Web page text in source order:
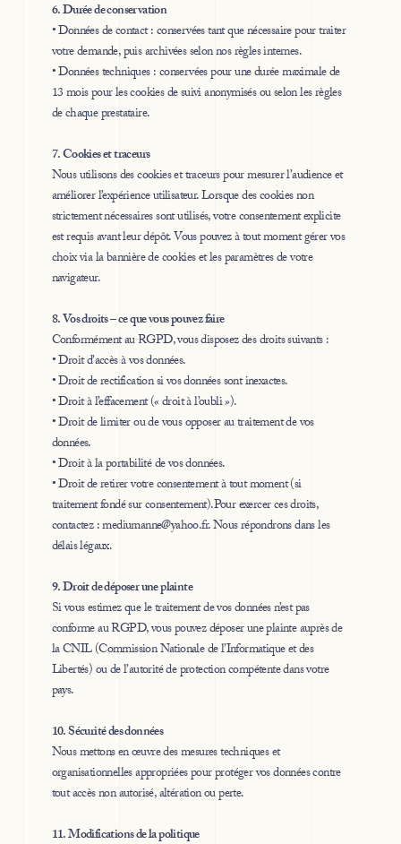
6. Durée de conservation
• Données de contact : conservées tant que nécessaire pour traiter
votre demande, puis archivées selon nos règles internes.
• Données techniques : conservées pour une durée maximale de
13 mois pour les cookies de suivi anonymisés ou selon les règles
de chaque prestataire.
7. Cookies et traceurs
Nous utilisons des cookies et traceurs pour mesurer l’audience et
améliorer l’expérience utilisateur. Lorsque des cookies non
strictement nécessaires sont utilisés, votre consentement explicite
est requis avant leur dépôt. Vous pouvez à tout moment gérer vos
choix via la bannière de cookies et les paramètres de votre
navigateur.
8. Vos droits – ce que vous pouvez faire
Conformément au RGPD, vous disposez des droits suivants :
• Droit d’accès à vos données.
• Droit de rectification si vos données sont inexactes.
• Droit à l’effacement (« droit à l’oubli »).
• Droit de limiter ou de vous opposer au traitement de vos
données.
• Droit à la portabilité de vos données.
• Droit de retirer votre consentement à tout moment (si
traitement fondé sur consentement).Pour exercer ces droits,
contactez : mediumanne@yahoo.fr. Nous répondrons dans les
délais légaux.
9. Droit de déposer une plainte
Si vous estimez que le traitement de vos données n’est pas
conforme au RGPD, vous pouvez déposer une plainte auprès de
la CNIL (Commission Nationale de l’Informatique et des
Libertés) ou de l’autorité de protection compétente dans votre
pays.
10. Sécurité des données
Nous mettons en œuvre des mesures techniques et
organisationnelles appropriées pour protéger vos données contre
tout accès non autorisé, altération ou perte.
11. Modifications de la politique